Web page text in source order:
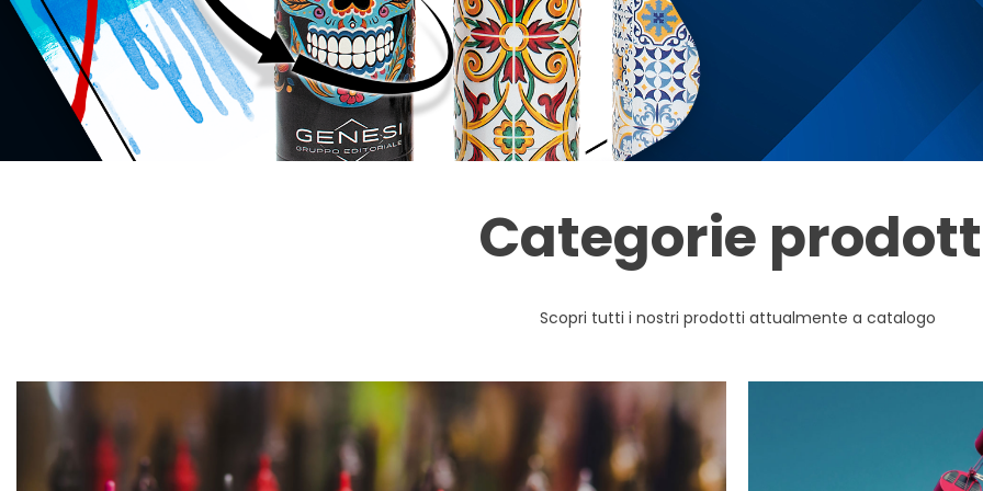
Categorie
Scopri tutti i nostri prodotti attualmente a catalogo